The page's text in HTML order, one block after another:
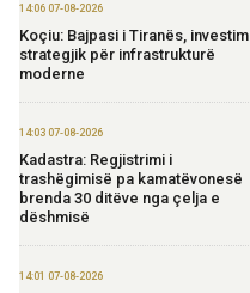
14:06 07-08-2026
Koçiu: Bajpasi i Tiranës, investim
strategjik për infrastrukturë
moderne
14:03 07-08-2026
Kadastra: Regjistrimi i
trashëgimisë pa kamatëvonesë
brenda 30 ditëve nga çelja e
dëshmisë
14:01 07-08-2026